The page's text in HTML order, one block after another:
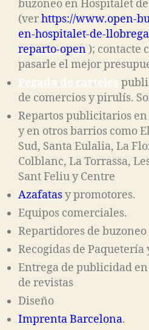
buzoneo en Hospitalet
(verhttps://www.open-
en-hospitalet-de-
reparto-open); contacte
pasarle el mejor
Pegada de carteles
de comercios y pirulís.
Repartos publicitarios
y en otros barrios como
Sud, Santa Eulalia, La
Colblanc, La Torrassa,
Sant Feliu y Centre
Azafatasy promotores.
Equipos comerciales.
Repartidores de buzoneo
Recogidas de
Entrega de publicidad
de revistas
Diseño
Imprenta Barcelona.